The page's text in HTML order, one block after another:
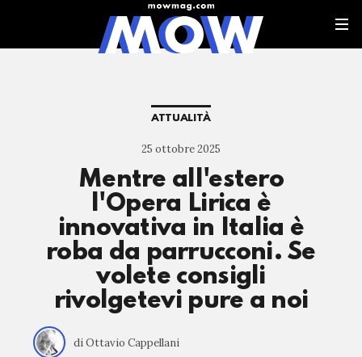
ATTUALITÀ
25 ottobre 2025
Mentre all'estero
l'Opera Lirica è
innovativa in Italia è
roba da parrucconi. Se
volete consigli
rivolgetevi pure a noi
di Ottavio Cappellani